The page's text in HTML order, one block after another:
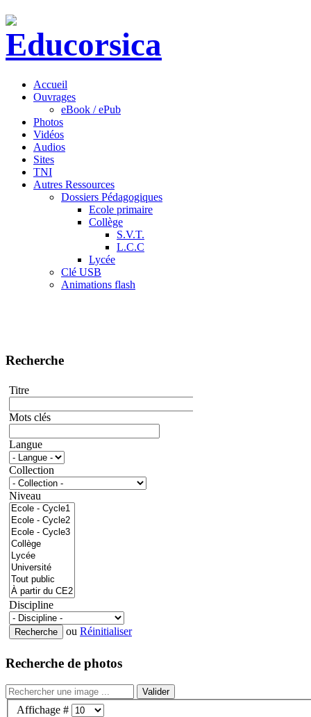
Accueil
Ouvrages
eBook / ePub
Photos
Vidéos
Audios
Sites
TNI
Autres Ressources
Dossiers Pédagogiques
Ecole primaire
Collège
S.V.T.
L.C.C
Lycée
Clé USB
Animations flash
Recherche
Titre
Mots clés
Langue
Collection
Niveau
Discipline
ou Réinitialiser
Recherche de photos
Valider
Affichage #